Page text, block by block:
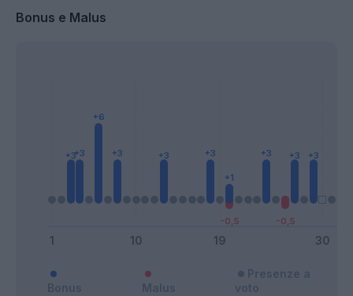
Bonus e Malus